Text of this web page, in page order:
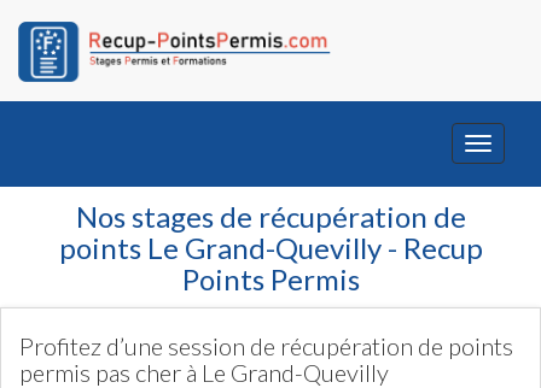
Toggle
Nos stages de récupération de
points Le Grand-Quevilly - Recup
Points Permis
Profitez d’une session de récupération de points
permis pas cher à Le Grand-Quevilly